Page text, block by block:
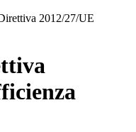
2012/27/UE